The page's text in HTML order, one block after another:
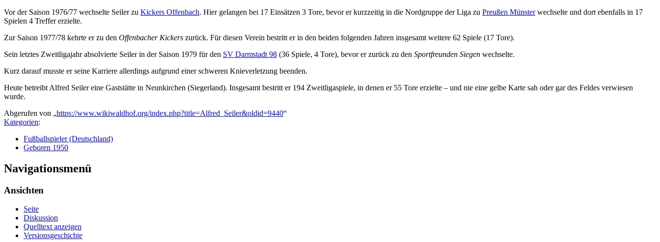
Vor der Saison 1976/77 wechselte Seiler zu Kickers Offenbach. Hier gelangen bei 17 Einsätzen 3 Tore, bevor er kurzzeitig in die Nordgruppe der Liga zu Preußen Münsterwechselte und dort ebenfalls in 17
Spielen 4 Treffer erzielte.
Zur Saison 1977/78 kehrte er zu den Offenbacher Kickers zurück. Für diesen Verein bestritt er in den beiden folgenden Jahren insgesamt weitere 62 Spiele (17 Tore).
Sein letztes Zweitligajahr absolvierte Seiler in der Saison 1979 für den SV Darmstadt 98 (36 Spiele, 4 Tore), bevor er zurück zu den Sportfreunden Siegen wechselte.
Kurz darauf musste er seine Karriere allerdings aufgrund einer schweren Knieverletzung beenden.
Heute betreibt Alfred Seiler eine Gaststätte in Neunkirchen (Siegerland). Insgesamt bestritt er 194 Zweitligaspiele, in denen er 55 Tore erzielte – und nie eine gelbe Karte sah oder gar des Feldes verwiesen
wurde.
Abgerufen von „https://www.wikiwaldhof.org/index.php?title=Alfred_Seiler&oldid=9440“
Kategorien:
Fußballspieler (Deutschland)
Geboren 1950
Navigationsmenü
Ansichten
Seite
Diskussion
Quelltext anzeigen
Versionsgeschichte